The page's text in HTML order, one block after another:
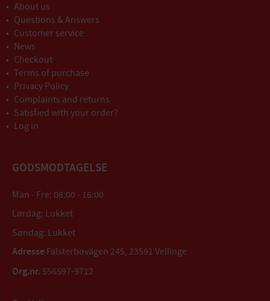
About us
Questions & Answers
Customer service
News
Checkout
Terms of purchase
Privacy Policy
Complaints and returns
Satisfied with your order?
Log in
GODSMODTAGELSE
Man - Fre: 08:00 - 16:00
Lørdag: Lukket
Søndag: Lukket
Adresse Falsterbovägen 245, 23591 Vellinge
Org.nr. 556597-9712